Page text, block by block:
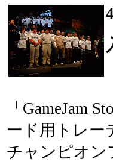
「GameJam
ード用トレー
チャンピオン